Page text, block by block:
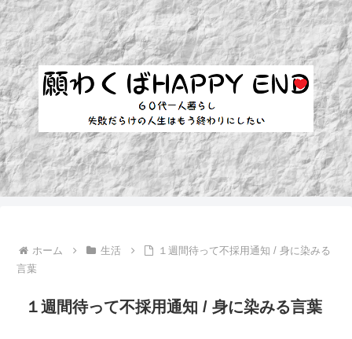
ホーム 生活
１週間待って不採用通知 / 身に染みる
言葉
１週間待って不採用通知 / 身に染みる言葉